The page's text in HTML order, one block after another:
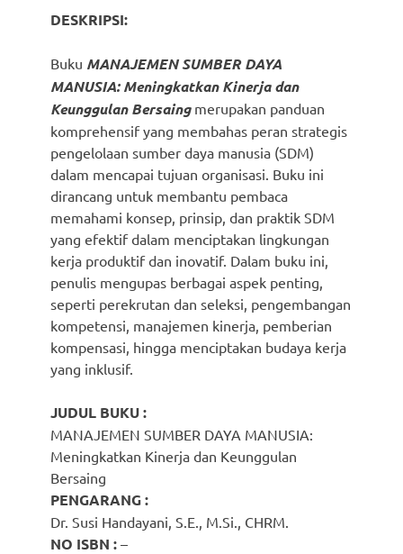
DESKRIPSI:
Buku MANAJEMEN SUMBER DAYA
MANUSIA: Meningkatkan Kinerja dan
Keunggulan Bersaingmerupakan panduan
komprehensif yang membahas peran strategis
pengelolaan sumber daya manusia (SDM)
dalam mencapai tujuan organisasi. Buku ini
dirancang untuk membantu pembaca
memahami konsep, prinsip, dan praktik SDM
yang efektif dalam menciptakan lingkungan
kerja produktif dan inovatif. Dalam buku ini,
penulis mengupas berbagai aspek penting,
seperti perekrutan dan seleksi, pengembangan
kompetensi, manajemen kinerja, pemberian
kompensasi, hingga menciptakan budaya kerja
yang inklusif.
JUDUL BUKU :
MANAJEMEN SUMBER DAYA MANUSIA:
Meningkatkan Kinerja dan Keunggulan
Bersaing
PENGARANG :
Dr. Susi Handayani, S.E., M.Si., CHRM.
NO ISBN : –